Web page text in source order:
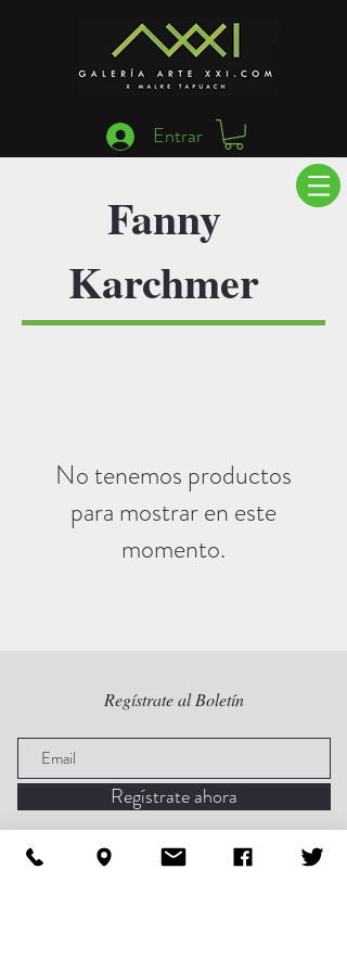
Entrar
Fanny
Karchmer
No tenemos productos
para mostrar en este
momento.
Regístrate al Boletín
Regístrate ahora